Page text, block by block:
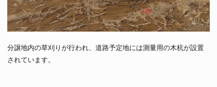
分譲地内の草刈りが行われ、道路予定地には測量用の木杭が設置
されています。